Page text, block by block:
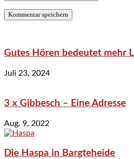
Gutes Hören bedeutet mehr
Juli 23, 2024
3 x Gibbesch – Eine Adresse
Aug. 9, 2022
Die Haspa in Bargteheide